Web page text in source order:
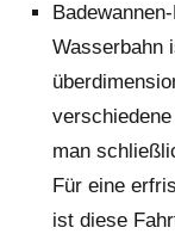
Wasserbahn
man
Für eine
ist diese